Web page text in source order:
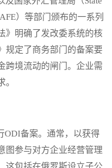
）等部门颁布的一系列
》明确了发改委系统的核
规定了商务部门的备案要
跨境流动的闸门。企业需
备案。通常，以获得
图参与对方企业经营管理
这包括在俄罗斯设立子公